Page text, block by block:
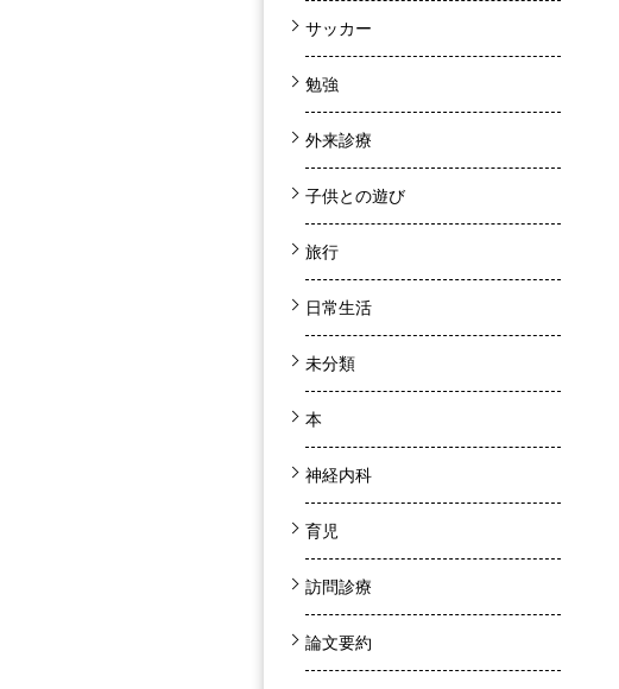
サッカー
勉強
外来診療
子供との遊び
旅行
日常生活
未分類
本
神経内科
育児
訪問診療
論文要約